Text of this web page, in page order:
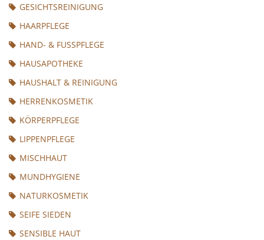
GESICHTSREINIGUNG
HAARPFLEGE
HAND- & FUSSPFLEGE
HAUSAPOTHEKE
HAUSHALT & REINIGUNG
HERRENKOSMETIK
KÖRPERPFLEGE
LIPPENPFLEGE
MISCHHAUT
MUNDHYGIENE
NATURKOSMETIK
SEIFE SIEDEN
SENSIBLE HAUT